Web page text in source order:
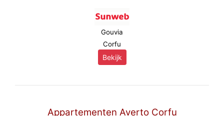
Gouvia
Corfu
Bekijk
Appartementen Averto Corfu